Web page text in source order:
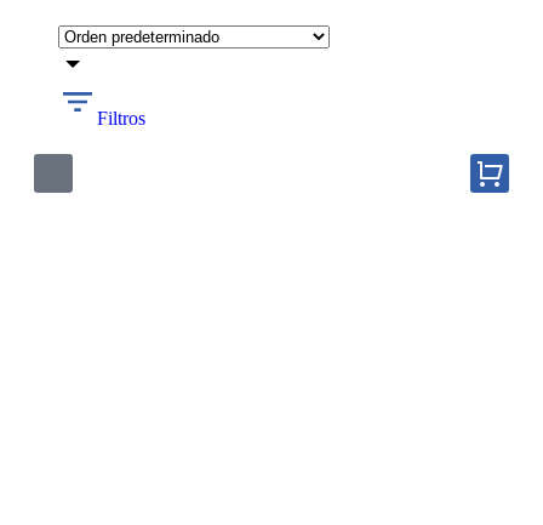
Filtros